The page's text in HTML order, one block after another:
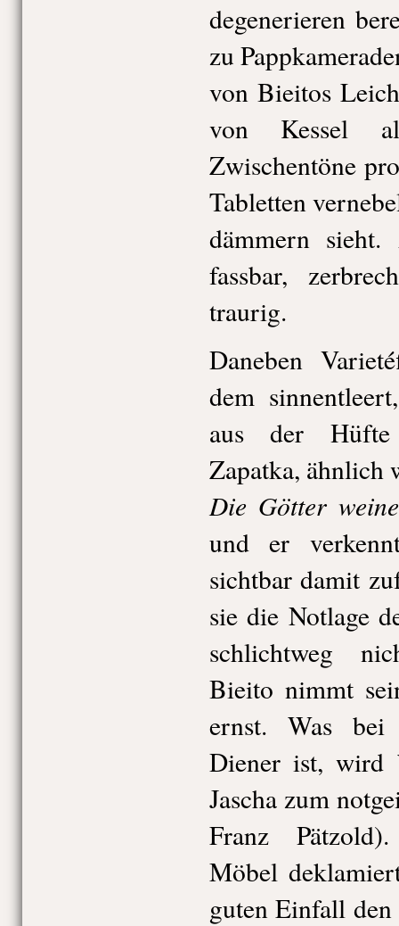
degenerieren
zu
von Bieitos
von Kessel
Zwischentöne
Tabletten
dämmern
fassbar,
traurig.
Daneben
dem
aus der Hüfte
Zapatka, ähnlich
Die Götter
und er
sichtbar damit
sie die Notlage
schlichtweg
Bieito nimmt
ernst. Was bei
Diener ist,
Jascha zum
Franz
Möbel
guten Einfall